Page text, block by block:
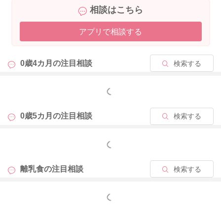
相談はこちら
アプリで相談する
0歳4カ月の注目相談 検索する
もっと見る
0歳5カ月の注目相談 検索する
もっと見る
離乳食の注目相談 検索する
もっと見る